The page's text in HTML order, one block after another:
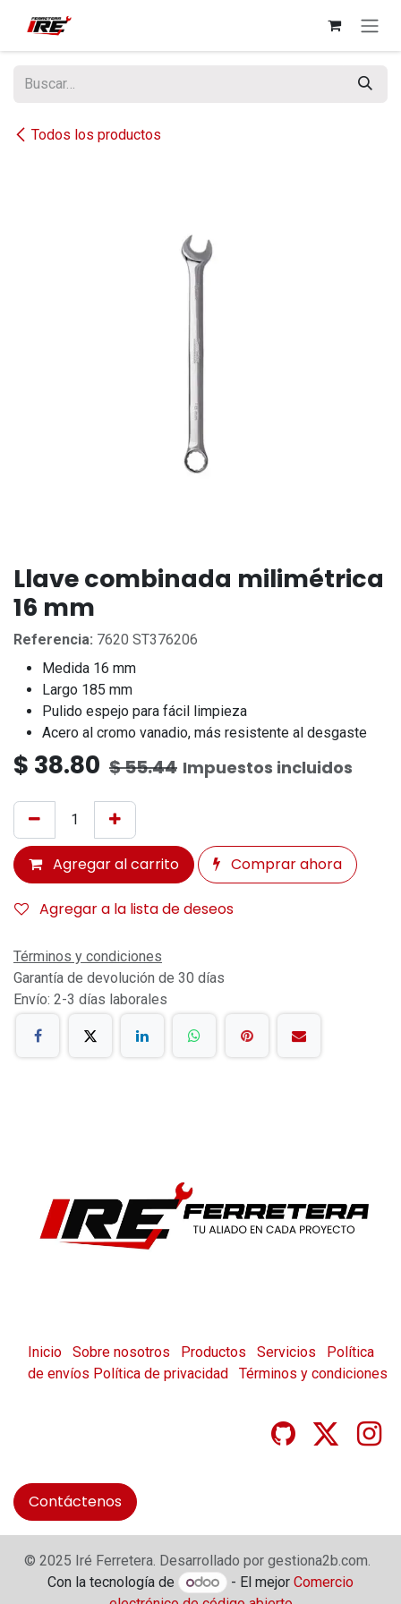
Todos los productos
Llave combinada milimétrica
16 mm
Referencia: 7620 ST376206
Medida 16 mm
Largo 185 mm
Pulido espejo para fácil limpieza
Acero al cromo vanadio, más resistente al desgaste
$ 38.80 $55.44 Impuestos incluidos
Agregar al carrito Comprar ahora
Agregar a la lista de deseos
Términos y condiciones
Garantía de devolución de 30 días
Envío: 2-3 días laborales
Inicio Sobre nosotros Productos Servicios
Política
de envíos Política de privacidad Términos y condiciones
Contáctenos
© 2025 Iré Ferretera. Desarrollado por gestiona2b.com.
Con la tecnología de
- El mejor Comercio